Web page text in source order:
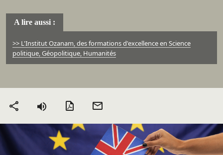
A lire aussi :
>> L'Institut Ozanam, des formations d'excellence en Science
politique, Géopolitique, Humanités
Partager Version PDF